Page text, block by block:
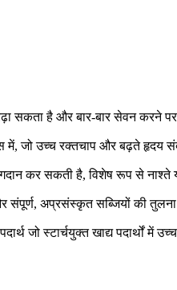
सकता है और बार-बार सेवन करने पर
में, जो उच्च रक्तचाप और बढ़ते हृदय
कर सकती है, विशेष रूप से
अप्रसंस्कृत सब्जियों की तुलना
जो स्टार्चयुक्त खाद्य पदार्थों में